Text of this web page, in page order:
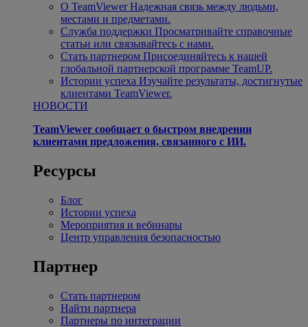
О TeamViewer Надежная связь между людьми,
местами и предметами.
Служба поддержки Просматривайте справочные
статьи или связывайтесь с нами.
Стать партнером Присоединяйтесь к нашей
глобальной партнерской программе TeamUP.
Истории успеха Изучайте результаты, достигнутые
клиентами TeamViewer.
НОВОСТИ
TeamViewer сообщает о быстром внедрении
клиентами предложения, связанного с ИИ.
Ресурсы
Блог
Истории успеха
Мероприятия и вебинары
Центр управления безопасностью
Партнер
Стать партнером
Найти партнера
Партнеры по интеграции